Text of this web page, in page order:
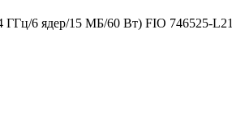
ГГц/6 ядер/15 МБ/60 Вт) FIO 746525-L21